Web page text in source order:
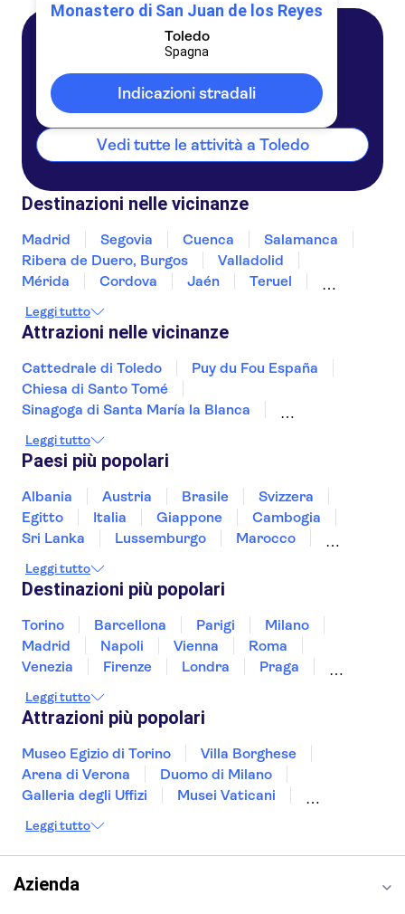
Monastero di San Juan de los Reyes
Toledo
Spagna
Indicazioni stradali
Toledo
Spagna
Vedi tutte le attività a Toledo
Destinazioni nelle vicinanze
Madrid Segovia Cuenca
Salamanca
Ribera de Duero, Burgos
Valladolid
Mérida
Cordova Jaén
Teruel
Leggi tutto
Attrazioni nelle vicinanze
Cattedrale di Toledo
Puy du Fou España
Chiesa di Santo Tomé
Sinagoga di Santa María la Blanca
Park Güell
Picasso Museum Málaga
Paseo del Arte
Museo Reina Sofía
Sagrada Familia
Aquarium di Barcellona
Stadio Santiago Bernabéu
Casa Vicens
Alhambra
Casa Batlló
Leggi tutto
Paesi più popolari
Albania Austria Brasile
Svizzera
Egitto
Italia Giappone
Cambogia
Sri Lanka
Lussemburgo
Marocco
Slovenia
Thailandia Tunisia
Vietnam
Leggi tutto
Destinazioni più popolari
Torino Barcellona Parigi
Milano
Madrid
Napoli Vienna
Roma
Venezia
Firenze Londra
Praga
Bologna
Malta Genova
Leggi tutto
Attrazioni più popolari
Museo Egizio di Torino
Villa Borghese
Arena di Verona
Duomo di Milano
Galleria degli Uffizi
Musei Vaticani
Museo del Louvre
Teatro alla Scala
Sagrada Familia
Pantheon
Leggi tutto
Azienda